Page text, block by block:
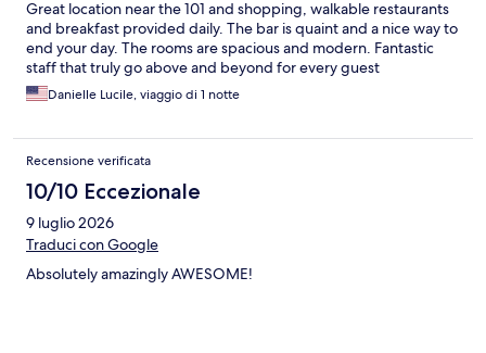
Great location near the 101 and shopping, walkable restaurants
and breakfast provided daily. The bar is quaint and a nice way to
end your day. The rooms are spacious and modern. Fantastic
staff that truly go above and beyond for every guest
Danielle Lucile, viaggio di 1 notte
Recensione verificata
10/10 Eccezionale
9 luglio 2026
Traduci con Google
Absolutely amazingly AWESOME!